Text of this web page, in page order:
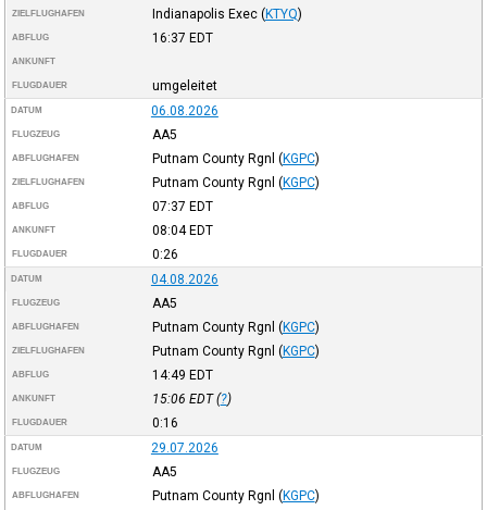
ZIELFLUGHAFEN Indianapolis Exec (KTYQ)
ABFLUG 16:37 EDT
ANKUNFT
FLUGDAUER umgeleitet
DATUM 06.08.2026
FLUGZEUG AA5
ABFLUGHAFEN Putnam County Rgnl (KGPC)
ZIELFLUGHAFEN Putnam County Rgnl (KGPC)
ABFLUG 07:37 EDT
ANKUNFT 08:04EDT
FLUGDAUER 0:26
DATUM 04.08.2026
FLUGZEUG AA5
ABFLUGHAFEN Putnam County Rgnl (KGPC)
ZIELFLUGHAFEN Putnam County Rgnl (KGPC)
ABFLUG 14:49 EDT
ANKUNFT 15:06 EDT(?)
FLUGDAUER 0:16
DATUM 29.07.2026
FLUGZEUG AA5
ABFLUGHAFEN Putnam County Rgnl (KGPC)